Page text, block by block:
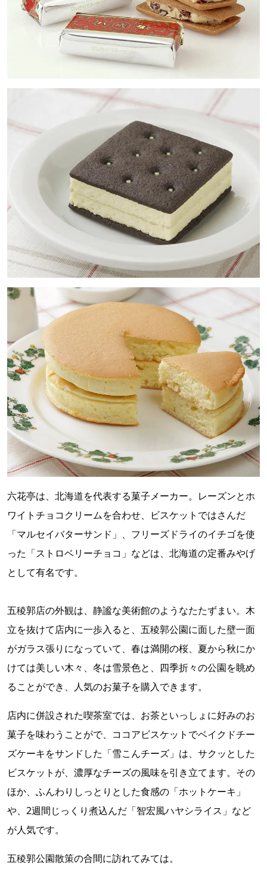
六花亭は、北海道を代表する菓子メーカー。レーズンとホ
ワイトチョコクリームを合わせ、ビスケットではさんだ
「マルセイバターサンド」、フリーズドライのイチゴを使
った「ストロベリーチョコ」などは、北海道の定番みやげ
として有名です。
五稜郭店の外観は、静謐な美術館のようなたたずまい。木
立を抜けて店内に一歩入ると、五稜郭公園に面した壁一面
がガラス張りになっていて、春は満開の桜、夏から秋にか
けては美しい木々、冬は雪景色と、四季折々の公園を眺め
ることができ、人気のお菓子を購入できます。
店内に併設された喫茶室では、お茶といっしょに好みのお
菓子を味わうことがで、ココアビスケットでベイクドチー
ズケーキをサンドした「雪こんチーズ」は、サクッとした
ビスケットが、濃厚なチーズの風味を引き立てます。その
ほか、ふんわりしっとりとした食感の「ホットケーキ」
や、2週間じっくり煮込んだ「智宏風ハヤシライス」など
が人気です。
五稜郭公園散策の合間に訪れてみては。